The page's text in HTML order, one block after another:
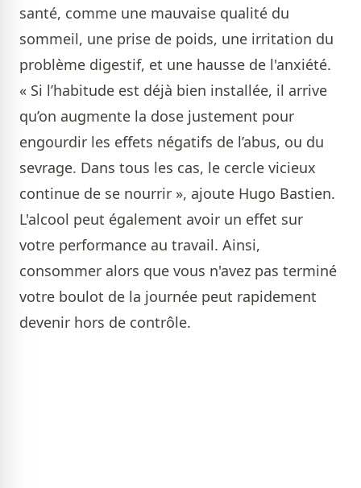
santé, comme une mauvaise qualité du
sommeil, une prise de poids, une irritation du
problème digestif, et une hausse de l'anxiété.
« Si l’habitude est déjà bien installée, il arrive
qu’on augmente la dose justement pour
engourdir les effets négatifs de l’abus, ou du
sevrage. Dans tous les cas, le cercle vicieux
continue de se nourrir », ajoute Hugo Bastien.
L'alcool peut également avoir un effet sur
votre performance au travail. Ainsi,
consommer alors que vous n'avez pas terminé
votre boulot de la journée peut rapidement
devenir hors de contrôle.